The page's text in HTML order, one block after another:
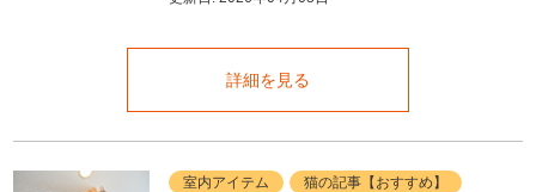
詳細を見る
室内アイテム
猫の記事【おすすめ】